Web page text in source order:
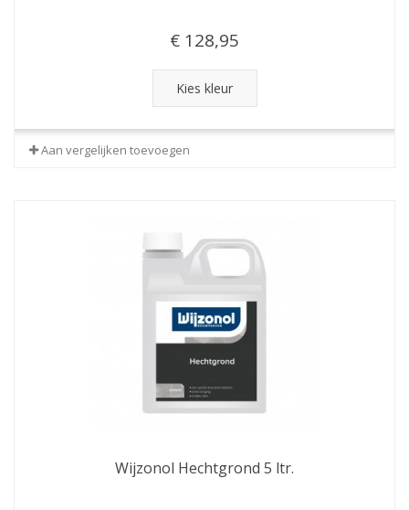
€ 128,95
Kies kleur
Aan vergelijken toevoegen
Wijzonol Hechtgrond 5 ltr.